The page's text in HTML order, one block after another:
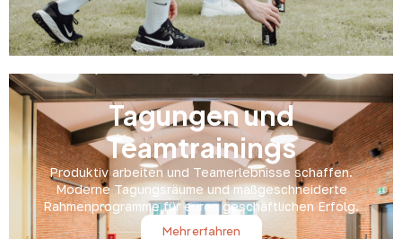
Tagungen und
Teamtrainings
Produktiv arbeiten und Teamerlebnisse schaffen.
Moderne Tagungsräume und maßgeschneiderte
Rahmenprogramme für euren geschäftlichen Erfolg.
Mehr erfahren